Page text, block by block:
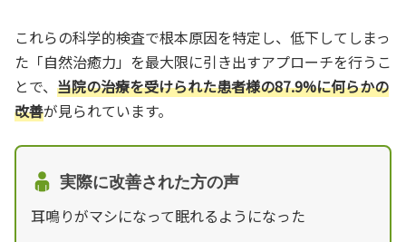
これらの科学的検査で根本原因を特定し、低下してしまっ
た「自然治癒力」を最大限に引き出すアプローチを行うこ
とで、 当院の治療を受けられた患者様の87.9%に何らかの
改善が見られています。
実際に改善された方の声
耳鳴りがマシになって眠れるようになった